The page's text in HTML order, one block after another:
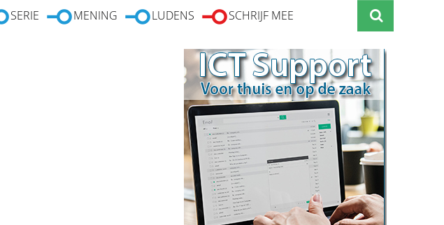
SERIE MENING LUDENS SCHRIJF MEE